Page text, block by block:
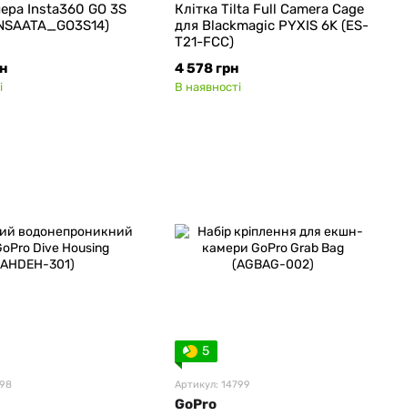
Insta360 GO 3S
Клітка Tilta Full Camera Cage
для Blackmagic PYXIS 6K (ES-
T21-FCC)
4 578 грн
В наявності
5
Артикул: 14799
GoPro